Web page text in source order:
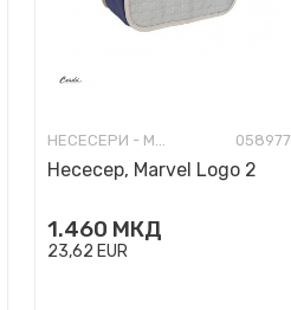
НЕСЕСЕРИ - МОДНИ 058977
Несесер, Marvel Logo 2
1.460 МКД
23,62 EUR